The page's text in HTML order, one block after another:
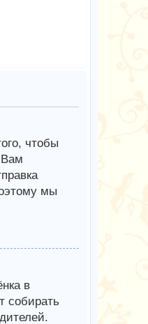
чтобы
Вам
мы
в
собирать